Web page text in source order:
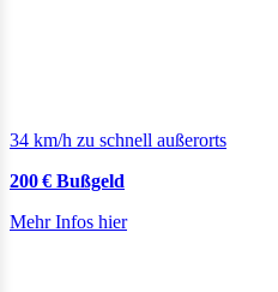
34 km/h zu schnell außerorts
200 € Bußgeld
Mehr Infos hier